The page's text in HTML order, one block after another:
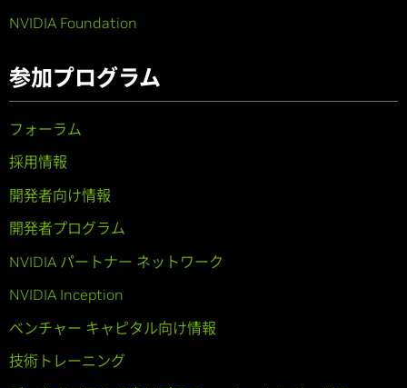
NVIDIA Foundation
参加プログラム
フォーラム
採用情報
開発者向け情報
開発者プログラム
NVIDIA パートナー ネットワーク
NVIDIA Inception
ベンチャー キャピタル向け情報
技術トレーニング